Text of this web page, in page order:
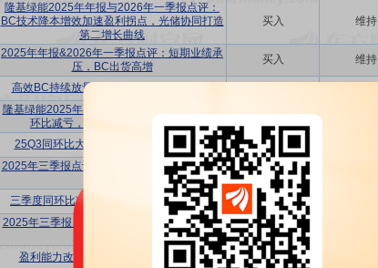
隆基绿能2025年年报与2026年一季报点评：
BC技术降本增效加速盈利拐点，光储协同打造
第二增长曲线
买入 维持
2025年年报&2026年一季报点评：短期业绩承
压，BC出货高增
买入 维持
高效BC持续放量，收购精控推进光储协同
隆基绿能2025年事件点评：BC放量助力Q3同
环比减亏，收购精控能源进军储能
买入
25Q3同环比大幅减亏，BC组件出货放量 买入
2025年三季报点评：25Q3环比减亏，坚定BC
买入
三季度同环比减亏，“反内卷”推动盈利修复 买入
2025年三季报点评：Q3持续减亏，BC快速放
买入
盈利能力改善，BC 2.0产销量快速增长 买入